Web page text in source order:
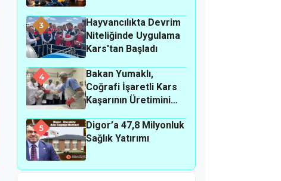
3
Hayvancılıkta Devrim
Niteliğinde Uygulama
Kars'tan Başladı
4
Bakan Yumaklı,
Coğrafi İşaretli Kars
Kaşarının Üretimini
5
Digor’a 47,8 Milyonluk
Sağlık Yatırımı